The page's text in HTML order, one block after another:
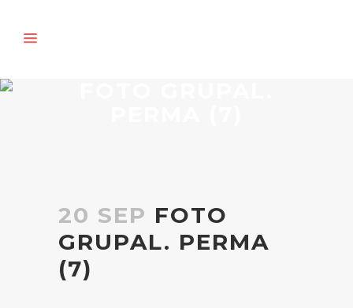
20 SEP FOTO
GRUPAL. PERMA
(7)